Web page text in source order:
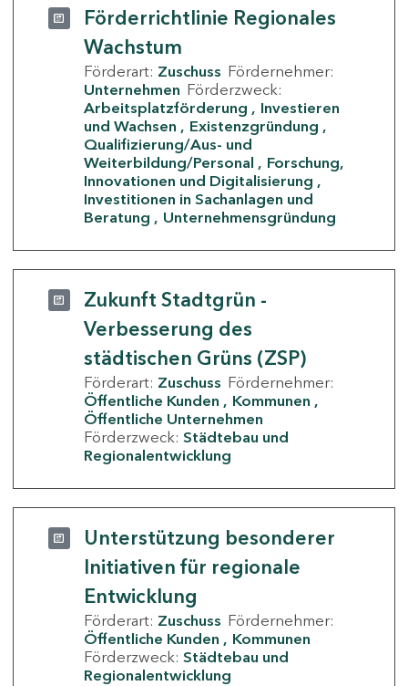
Förderrichtlinie Regionales
Wachstum
Förderart: Zuschuss Fördernehmer:
Unternehmen Förderzweck:
Arbeitsplatzförderung
Investieren
und Wachsen
Existenzgründung
Qualifizierung/Aus- und
Weiterbildung/Personal
Forschung,
Innovationen und Digitalisierung
Investitionen in Sachanlagen und
Beratung
Unternehmensgründung
Zukunft Stadtgrün -
Verbesserung des
städtischen Grüns (ZSP)
Förderart: Zuschuss Fördernehmer:
Öffentliche Kunden
Kommunen
Öffentliche Unternehmen
Förderzweck: Städtebau und
Regionalentwicklung
Unterstützung besonderer
Initiativen für regionale
Entwicklung
Förderart: Zuschuss Fördernehmer:
Öffentliche Kunden
Kommunen
Förderzweck: Städtebau und
Regionalentwicklung